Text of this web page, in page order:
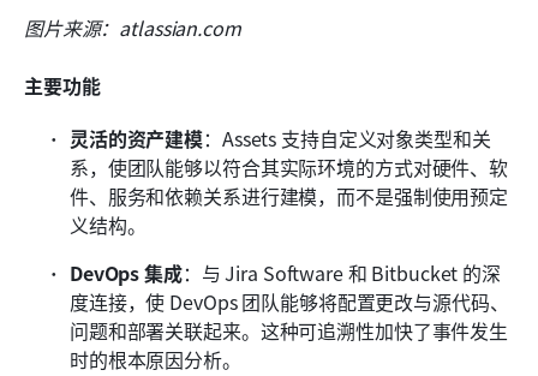
图片来源：atlassian.com
主要功能
灵活的资产建模：Assets 支持自定义对象类型和关
系，使团队能够以符合其实际环境的方式对硬件、软
件、服务和依赖关系进行建模，而不是强制使用预定
义结构。
DevOps 集成：与 Jira Software 和 Bitbucket 的深
度连接，使 DevOps 团队能够将配置更改与源代码、
问题和部署关联起来。这种可追溯性加快了事件发生
时的根本原因分析。